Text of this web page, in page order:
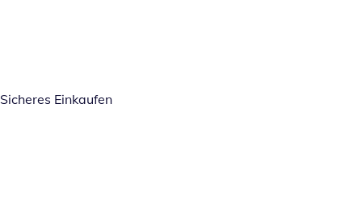
Sicheres Einkaufen